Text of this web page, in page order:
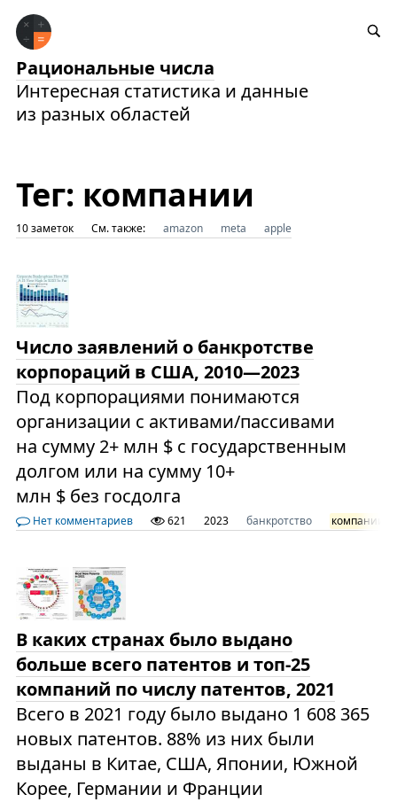
Рациональные числа
Интересная статистика и данные
из разных областей
Тег: компании
10 заметок См. также: amazon meta apple
Число заявлений о банкротстве
корпораций в США, 2010—2023
Под корпорациями понимаются
организации с активами/пассивами
на сумму 2+ млн $ с государственным
долгом или на сумму 10+
млн $ без госдолга
Нет комментариев 621 2023 банкротство компании
В каких странах было выдано
больше всего патентов и топ-25
компаний по числу патентов, 2021
Всего в 2021 году было выдано 1 608 365
новых патентов. 88% из них были
выданы в Китае, США, Японии, Южной
Корее, Германии и Франции